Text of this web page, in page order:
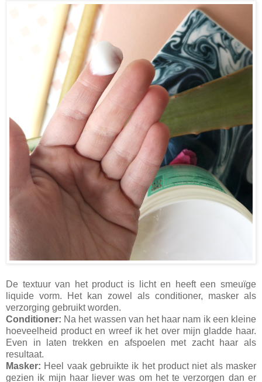
De textuur van het product is licht en heeft een smeuïge
liquide vorm. Het kan zowel als conditioner, masker als
verzorging gebruikt worden.
Conditioner: Na het wassen van het haar nam ik een kleine
hoeveelheid product en wreef ik het over mijn gladde haar.
Even in laten trekken en afspoelen met zacht haar als
resultaat.
Masker: Heel vaak gebruikte ik het product niet als masker
gezien ik mijn haar liever was om het te verzorgen dan er